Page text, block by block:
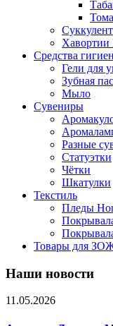
Хавортии
Средства
Гели для
Зубная
Мыло
Сувениры
Разные
Статуэтки
Чётки
Шкатулки
Текстиль
Пледы
Товары для
Наши новости
11.05.2026